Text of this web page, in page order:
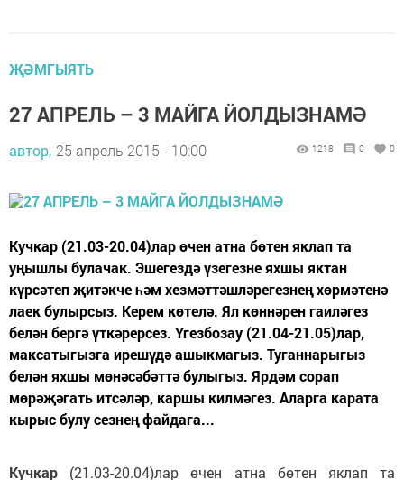
ҖӘМГЫЯТЬ
27 АПРЕЛЬ – 3 МАЙГА ЙОЛДЫЗНАМӘ
автор, 25 апрель 2015 - 10:00 1218 0 0
Кучкар (21.03-20.04)лар өчен атна бөтен яклап та
уңышлы булачак. Эшегездә үзегезне яхшы яктан
күрсәтеп җитәкче һәм хезмәттәшләрегезнең хөрмәтенә
лаек булырсыз. Керем көтелә. Ял көннәрен гаиләгез
белән бергә үткәрерсез. Үгезбозау (21.04-21.05)лар,
максатыгызга ирешүдә ашыкмагыз. Туганнарыгыз
белән яхшы мөнәсәбәттә булыгыз. Ярдәм сорап
мөрәҗәгать итсәләр, каршы килмәгез. Аларга карата
кырыс булу сезнең файдага...
Кучкар (21.03-20.04)лар өчен атна бөтен яклап та